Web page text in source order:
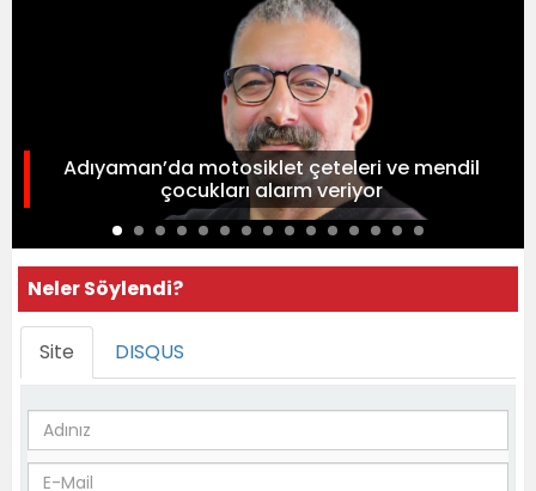
Adıyaman’da motosiklet çeteleri ve mendil
çocukları alarm veriyor
Neler Söylendi?
Site DISQUS